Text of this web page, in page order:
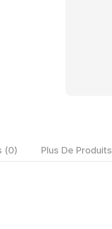
(0) Plus De Produits